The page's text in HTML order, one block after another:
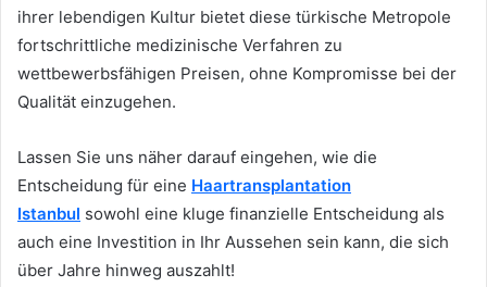
ihrer lebendigen Kultur bietet diese türkische Metropole
fortschrittliche medizinische Verfahren zu
wettbewerbsfähigen Preisen, ohne Kompromisse bei der
Qualität einzugehen.
Lassen Sie uns näher darauf eingehen, wie die
Entscheidung für eine Haartransplantation
Istanbul sowohl eine kluge finanzielle Entscheidung als
auch eine Investition in Ihr Aussehen sein kann, die sich
über Jahre hinweg auszahlt!